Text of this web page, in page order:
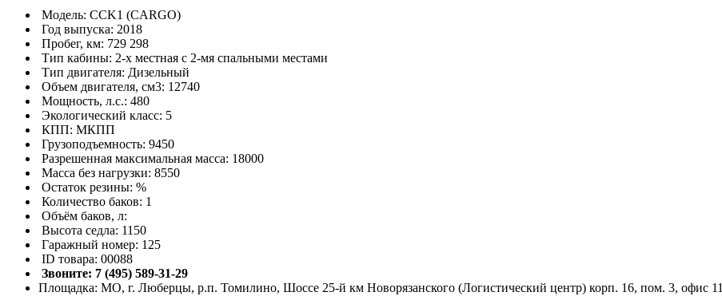
Модель: CCK1 (CARGO)
Год выпуска: 2018
Пробег, км: 729 298
Тип кабины: 2-х местная с 2-мя спальными местами
Тип двигателя: Дизельный
Объем двигателя, см3: 12740
Мощность, л.с.: 480
Экологический класс: 5
КПП: МКПП
Грузоподъемность: 9450
Разрешенная максимальная масса: 18000
Масса без нагрузки: 8550
Остаток резины: %
Количество баков: 1
Объём баков, л:
Высота седла: 1150
Гаражный номер: 125
ID товара: 00088
Звоните: 7 (495) 589-31-29
Площадка: МО, г. Люберцы, р.п. Томилино, Шоссе 25-й км Новорязанского (Логистический центр) корп. 16, пом. 3, офис 11